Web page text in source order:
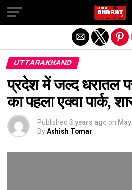
UTTARAKHAND
प्रदेश में जल्द धरातल
का पहला एक्वा पार्क,
Published 3 years ago on
ByAshish Tomar
Exit mobile